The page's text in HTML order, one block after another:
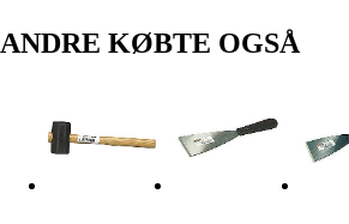
ANDRE KØBTE OGSÅ